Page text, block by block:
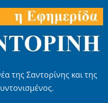
της Σαντορίνης και της